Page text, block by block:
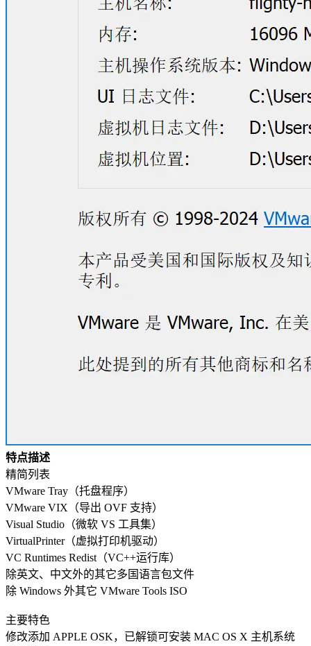
特点描述
精简列表
VMware Tray（托盘程序）
VMware VIX（导出 OVF 支持）
Visual Studio（微软 VS 工具集）
VirtualPrinter（虚拟打印机驱动）
VC Runtimes Redist（VC++运行库）
除英文、中文外的其它多国语言包文件
除 Windows 外其它 VMware Tools ISO
主要特色
修改添加 APPLE OSK，已解锁可安装 MAC OS X 主机系统